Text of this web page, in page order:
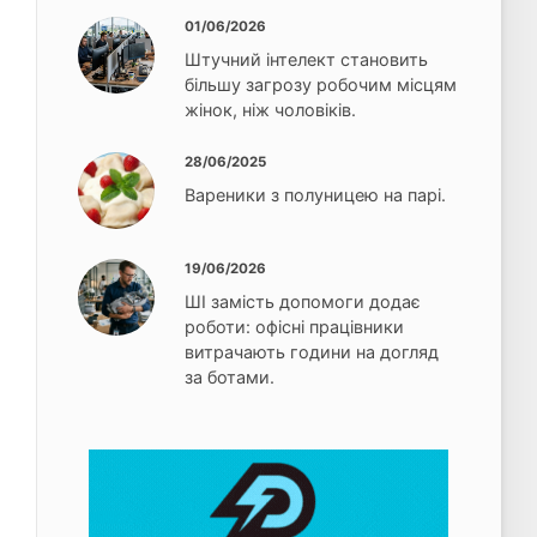
01/06/2026
Штучний інтелект становить
більшу загрозу робочим місцям
жінок, ніж чоловіків.
28/06/2025
Вареники з полуницею на парі.
19/06/2026
ШІ замість допомоги додає
роботи: офісні працівники
витрачають години на догляд
за ботами.